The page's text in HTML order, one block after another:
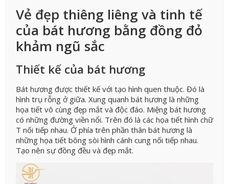
Vẻ đẹp thiêng liêng và tinh tế
của bát hương bằng đồng đỏ
khảm ngũ sắc
Thiết kế của bát hương
Bát hương được thiết kế với tạo hình quen thuộc. Đó là
hình trụ rỗng ở giữa. Xung quanh bát hương là những
họa tiết vô cùng đẹp mắt và độc đáo. Miệng bát hương
có những đường viền nổi. Trên đó là các họa tiết hình chữ
T nối tiếp nhau. Ở phía trên phần thân bát hương là
những họa tiết bông sòi hình cánh cung nối tiếp nhau.
Tạo nên sự đồng đều và đẹp mắt.